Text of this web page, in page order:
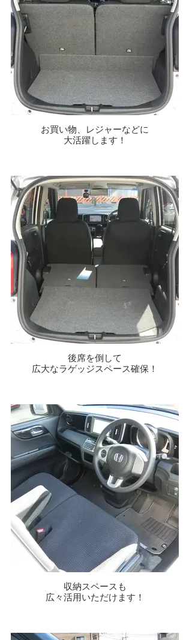
お買い物、レジャーなどに
大活躍します！
後席を倒して
広大なラゲッジスペース確保！
収納スペースも
広々活用いただけます！